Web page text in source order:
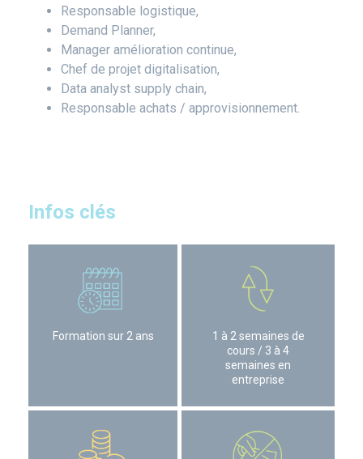
Responsable logistique,
Demand Planner,
Manager amélioration continue,
Chef de projet digitalisation,
Data analyst supply chain,
Responsable achats / approvisionnement.
Infos clés
Formation sur 2 ans
1 à 2 semaines de
cours / 3 à 4
semaines en
entreprise